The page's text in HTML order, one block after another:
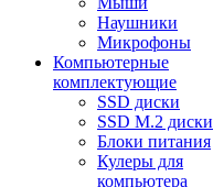
Наушники
Микрофоны
Компьютерные
комплектующие
SSD диски
SSD M.2 диски
Блоки питания
Кулеры для
компьютера